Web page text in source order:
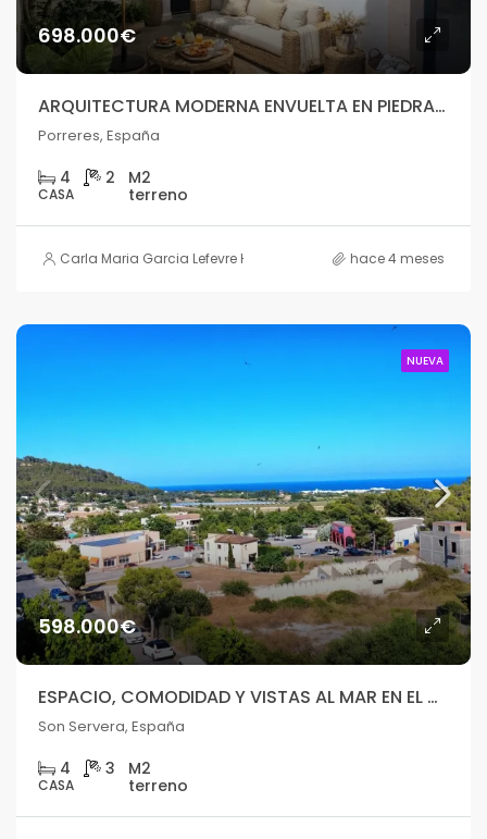
698.000€
ARQUITECTURA MODERNA ENVUELTA EN PIEDRA MALLORQUINA
Porreres, España
4 2
CASA
Carla Maria Garcia Lefevre HOUSE hace 4 meses
NUEVA
598.000€
ESPACIO, COMODIDAD Y VISTAS AL MAR EN EL CORAZÓN DE SON SERVERA
Son Servera, España
4 3
CASA